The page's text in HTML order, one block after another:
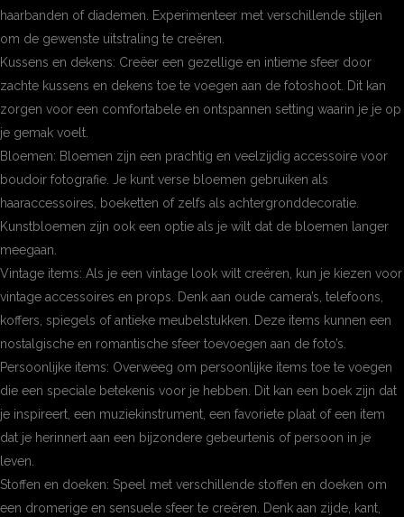
haarbanden of diademen. Experimenteer met verschillende stijlen
om de gewenste uitstraling te creëren.
Kussens en dekens: Creëer een gezellige en intieme sfeer door
zachte kussens en dekens toe te voegen aan de fotoshoot. Dit kan
zorgen voor een comfortabele en ontspannen setting waarin je je op
je gemak voelt.
Bloemen: Bloemen zijn een prachtig en veelzijdig accessoire voor
boudoir fotografie. Je kunt verse bloemen gebruiken als
haaraccessoires, boeketten of zelfs als achtergronddecoratie.
Kunstbloemen zijn ook een optie als je wilt dat de bloemen langer
meegaan.
Vintage items: Als je een vintage look wilt creëren, kun je kiezen voor
vintage accessoires en props. Denk aan oude camera’s, telefoons,
koffers, spiegels of antieke meubelstukken. Deze items kunnen een
nostalgische en romantische sfeer toevoegen aan de foto’s.
Persoonlijke items: Overweeg om persoonlijke items toe te voegen
die een speciale betekenis voor je hebben. Dit kan een boek zijn dat
je inspireert, een muziekinstrument, een favoriete plaat of een item
dat je herinnert aan een bijzondere gebeurtenis of persoon in je
leven.
Stoffen en doeken: Speel met verschillende stoffen en doeken om
een dromerige en sensuele sfeer te creëren. Denk aan zijde, kant,